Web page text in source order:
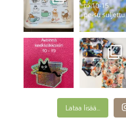
Lataa lisää...